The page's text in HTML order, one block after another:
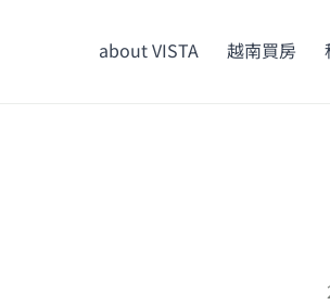
about VISTA 越南買房